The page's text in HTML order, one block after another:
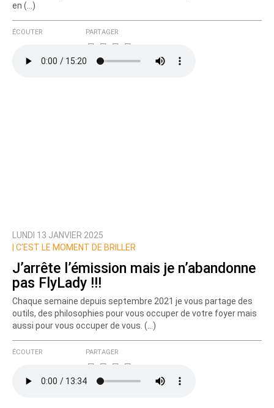
Ajoutez votre commentaire ici
Texte de votre message
Prévenez-moi de tous les nouveaux commentaires
en (…)
ÉCOUTER PARTAGER
LUNDI 13 JANVIER 2025
C’EST LE MOMENT DE BRILLER
J’arrête l’émission mais je n’abandonne
pas FlyLady !!!
Chaque semaine depuis septembre 2021 je vous partage des
outils, des philosophies pour vous occuper de votre foyer mais
aussi pour vous occuper de vous. (…)
ÉCOUTER PARTAGER